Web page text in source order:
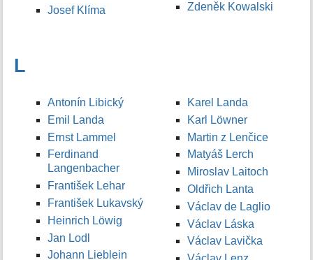
Josef Klíma
Zdeněk Kowalski
L
Antonín Libický
Emil Landa
Ernst Lammel
Ferdinand
Langenbacher
František Lehar
František Lukavský
Heinrich Löwig
Jan Lodl
Johann Lieblein
Karel Landa
Karl Löwner
Martin z Lenčice
Matyáš Lerch
Miroslav Laitoch
Oldřich Lanta
Václav de Laglio
Václav Láska
Václav Lavička